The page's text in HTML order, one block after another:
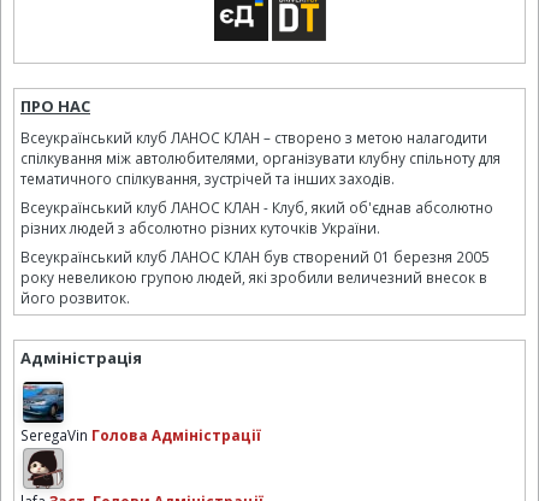
ПРО НАС
Всеукраїнський клуб ЛАНОС КЛАН – створено з метою налагодити
спілкування між автолюбителями, організувати клубну спільноту для
тематичного спілкування, зустрічей та інших заходів.
Всеукраїнський клуб ЛАНОС КЛАН - Клуб, який об'єднав абсолютно
різних людей з абсолютно різних куточків України.
Всеукраїнський клуб ЛАНОС КЛАН був створений 01 березня 2005
року невеликою групою людей, які зробили величезний внесок в
його розвиток.
Адміністрація
SeregaVin Голова Адміністрації